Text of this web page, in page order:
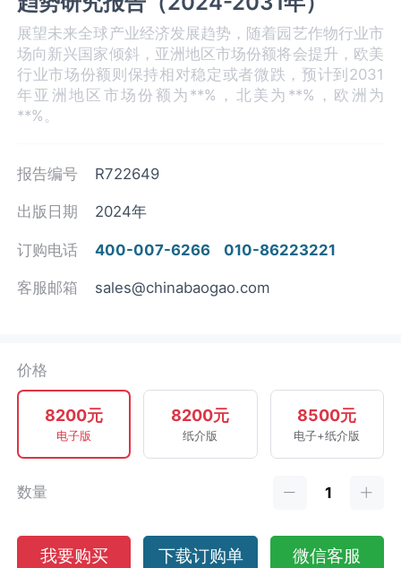
展望未来全球产业经济发展趋势，随着园艺作物行业市
场向新兴国家倾斜，亚洲地区市场份额将会提升，欧美
行业市场份额则保持相对稳定或者微跌，预计到2031
年亚洲地区市场份额为**%，北美为**%，欧洲为
**%。
报告编号 R722649
出版日期 2024年
订购电话 400-007-6266 010-86223221
客服邮箱 sales@chinabaogao.com
价格
8200元
电子版
8200元
纸介版
8500元
电子+纸介版
数量
我要购买 下载订购单 微信客服